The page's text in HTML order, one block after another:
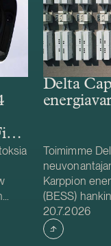
Delta
Toimimme
Karppion
(BESS)
Energyltä.
hankkeen
Foundationin
Julkaistu
20.7.2026